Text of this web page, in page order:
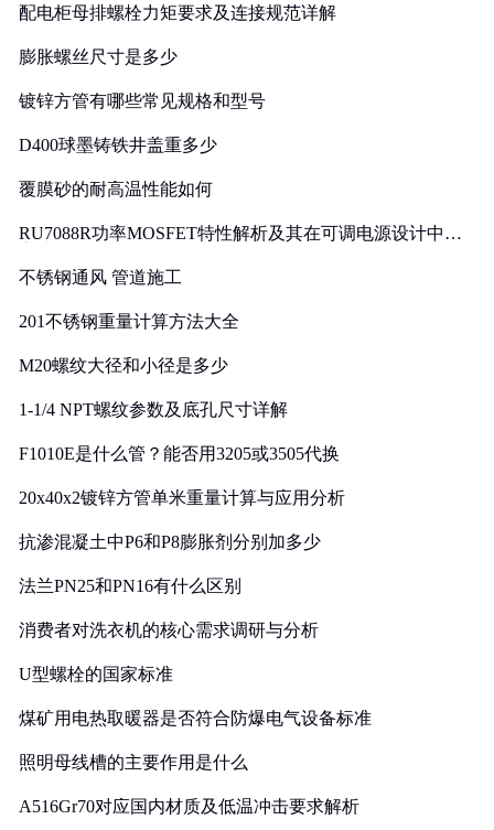
配电柜母排螺栓力矩要求及连接规范详解
膨胀螺丝尺寸是多少
镀锌方管有哪些常见规格和型号
D400球墨铸铁井盖重多少
覆膜砂的耐高温性能如何
RU7088R功率MOSFET特性解析及其在可调电源设计中的
不锈钢通风 管道施工
201不锈钢重量计算方法大全
M20螺纹大径和小径是多少
1-1/4 NPT螺纹参数及底孔尺寸详解
F1010E是什么管？能否用3205或3505代换
20x40x2镀锌方管单米重量计算与应用分析
抗渗混凝土中P6和P8膨胀剂分别加多少
法兰PN25和PN16有什么区别
消费者对洗衣机的核心需求调研与分析
U型螺栓的国家标准
煤矿用电热取暖器是否符合防爆电气设备标准
照明母线槽的主要作用是什么
A516Gr70对应国内材质及低温冲击要求解析